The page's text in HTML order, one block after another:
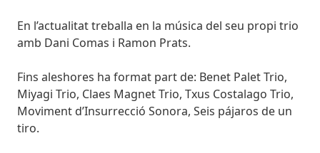
En l’actualitat treballa en la música del seu propi trio
amb Dani Comas i Ramon Prats.
Fins aleshores ha format part de: Benet Palet Trio,
Miyagi Trio, Claes Magnet Trio, Txus Costalago Trio,
Moviment d’Insurrecció Sonora, Seis pájaros de un
tiro.